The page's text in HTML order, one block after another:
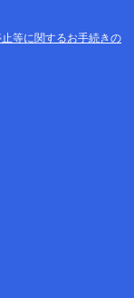
等に関するお手続きの